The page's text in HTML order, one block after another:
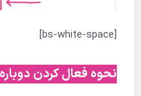
[bs-white-space]
نحوه فعال کردن